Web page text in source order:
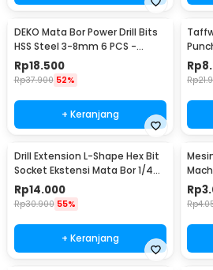
DEKO Mata Bor Power Drill Bits
HSS Steel 3-8mm 6 PCS -
DW1369
Rp18.500
Rp37.900 52%
+ Keranjang
Rp
Rp
Drill Extension L-Shape Hex Bit
Socket Ekstensi Mata Bor 1/4
Inch - 105
Rp14.000
Rp30.900 55%
+ Keranjang
Rp
Rp